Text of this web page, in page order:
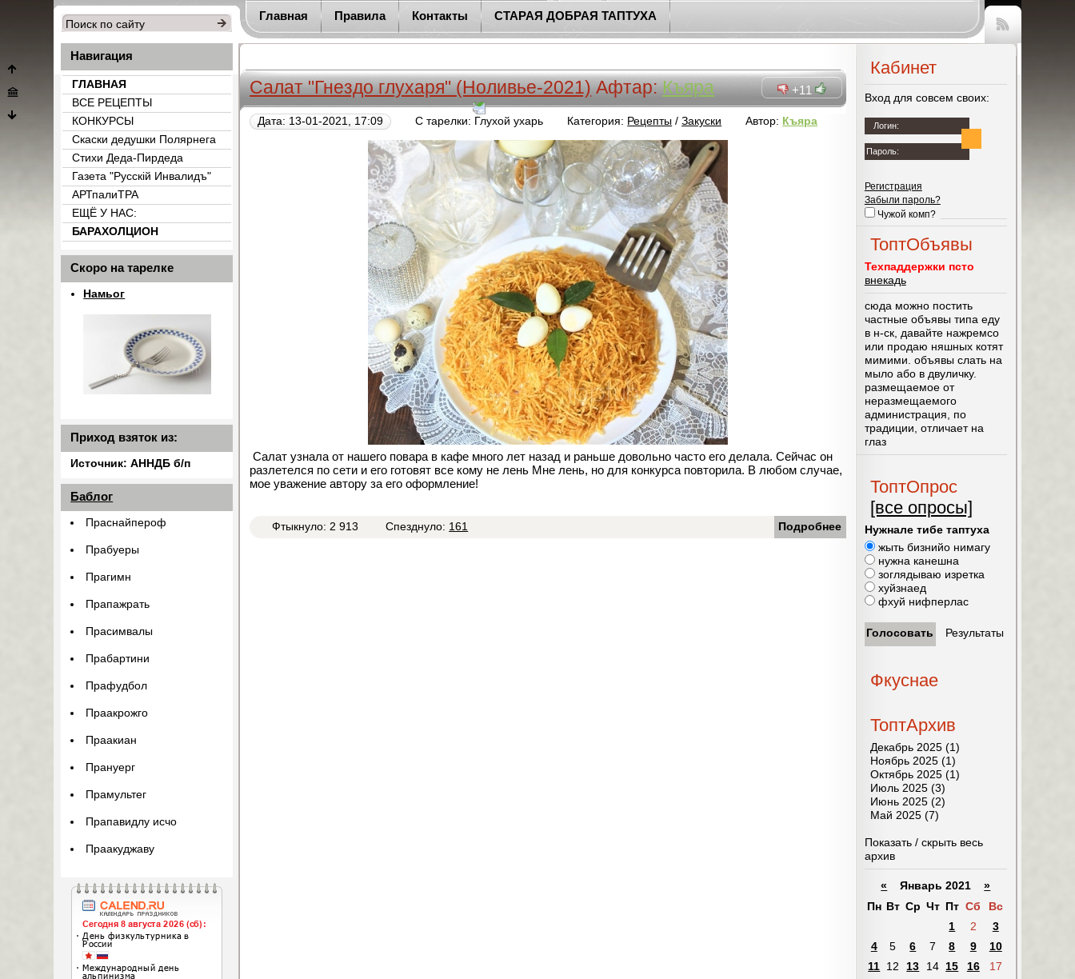
Главная Правила Контакты СТАРАЯ ДОБРАЯ ТАПТУХА
Чтение
+11
Салат "Гнездо глухаря" (Ноливье-2021) Афтар:Къяра
Дата: 13-01-2021, 17:09 С тарелки: Глухой ухарь Категория: Рецепты /Закуски Автор: Къяра
Салат узнала от нашего повара в кафе много лет назад и раньше довольно часто его делала. Сейчас он
разлетелся по сети и его готовят все кому не лень Мне лень, но для конкурса повторила. В любом случае,
мое уважение автору за его оформление!
Подробнее
Фтыкнуло: 2 913 Спезднуло: 161
Кабинет
Вход для совсем своих:
Логин:
Пароль:
Регистрация
Забыли пароль?
Чужой комп?
ТоптОбъявы
Техпаддержки псто
внекадь
сюда можно постить
частные объявы типа еду
в н-ск, давайте нажремсо
или продаю няшных котят
мимими. объявы слать на
мыло або в двуличку.
размещаемое от
неразмещаемого
администрация, по
традиции, отличает на
глаз
ТоптОпрос
[все опросы]
Нужнале тибе таптуха
жыть бизнийо нимагу
нужна канешна
зоглядываю изретка
хуйзнаед
фхуй нифперлас
Фкуснае
ТоптАрхив
Декабрь 2025 (1)
Ноябрь 2025 (1)
Октябрь 2025 (1)
Июль 2025 (3)
Июнь 2025 (2)
Май 2025 (7)
Показать / скрыть весь
архив
« Январь 2021»
Пн Вт Ср Чт Пт Сб
Вс
1
2
3
4
5 6 7 8 9
10
11 12 13 14 15 16
17
Навигация
ГЛАВНАЯ
ВСЕ РЕЦЕПТЫ
КОНКУРСЫ
Скаски дедушки Полярнега
Стихи Деда-Пирдеда
Газета "Русскiй Инвалидъ"
АРТпалиТРА
ЕЩЁ У НАС:
БАРАХОЛЦИОН
Скоро на тарелке
Намьог
Приход взяток из:
Источник: АННДБ б/п
Баблог
Праснайпероф
Прабуеры
Прагимн
Прапажрать
Прасимвалы
Прабартини
Прафудбол
Праакрожго
Праакиан
Прануерг
Прамультег
Прапавидлу исчо
Праакуджаву